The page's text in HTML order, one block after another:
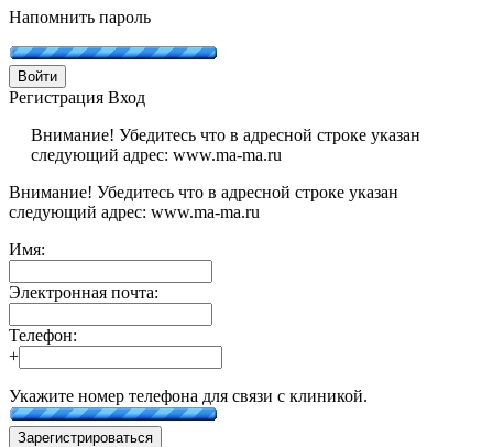
Напомнить пароль
Войти
Регистрация Вход
Внимание! Убедитесь что в адресной строке указан
следующий адрес: www.ma-ma.ru
Внимание! Убедитесь что в адресной строке указан
следующий адрес: www.ma-ma.ru
Имя:
Электронная почта:
Телефон:
+
Укажите номер телефона для связи с клиникой.
Зарегистрироваться